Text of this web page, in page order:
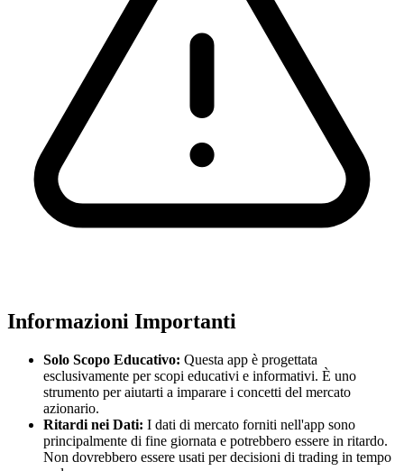
Informazioni Importanti
Solo Scopo Educativo: Questa app è progettata
esclusivamente per scopi educativi e informativi. È uno
strumento per aiutarti a imparare i concetti del mercato
azionario.
Ritardi nei Dati: I dati di mercato forniti nell'app sono
principalmente di fine giornata e potrebbero essere in ritardo.
Non dovrebbero essere usati per decisioni di trading in tempo